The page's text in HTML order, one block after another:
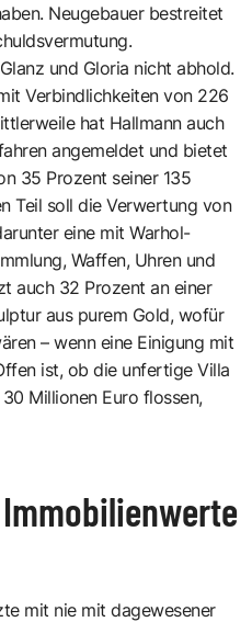
Neugebauer bestreitet
und Gloria nicht abhold.
Verbindlichkeiten von 226
hat Hallmann auch
angemeldet und bietet
35 Prozent seiner 135
Teil soll die Verwertung von
eine mit Warhol-
Waffen, Uhren und
auch 32 Prozent an einer
aus purem Gold, wofür
– wenn eine Einigung mit
ist, ob die unfertige Villa
Millionen Euro flossen,
mit nie mit dagewesener